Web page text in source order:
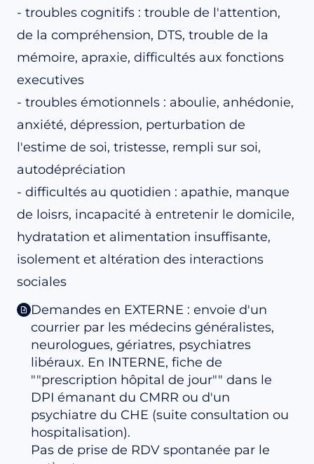
- troubles cognitifs : trouble de l'attention,
de la compréhension, DTS, trouble de la
mémoire, apraxie, difficultés aux fonctions
executives
- troubles émotionnels : aboulie, anhédonie,
anxiété, dépression, perturbation de
l'estime de soi, tristesse, rempli sur soi,
autodépréciation
- difficultés au quotidien : apathie, manque
de loisrs, incapacité à entretenir le domicile,
hydratation et alimentation insuffisante,
isolement et altération des interactions
sociales
Demandes en EXTERNE : envoie d'un
courrier par les médecins généralistes,
neurologues, gériatres, psychiatres
libéraux. En INTERNE, fiche de
""prescription hôpital de jour"" dans le
DPI émanant du CMRR ou d'un
psychiatre du CHE (suite consultation ou
hospitalisation).
Pas de prise de RDV spontanée par le